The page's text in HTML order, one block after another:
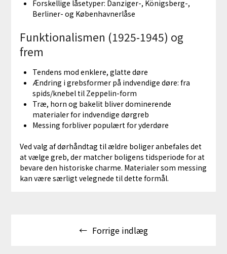
Forskellige låsetyper: Danziger-, Königsberg-,
Berliner- og Københavnerlåse
Funktionalismen (1925-1945) og
frem
Tendens mod enklere, glatte døre
Ændring i grebsformer på indvendige døre: fra
spids/knebel til Zeppelin-form
Træ, horn og bakelit bliver dominerende
materialer for indvendige dørgreb
Messing forbliver populært for yderdøre
Ved valg af dørhåndtag til ældre boliger anbefales det
at vælge greb, der matcher boligens tidsperiode for at
bevare den historiske charme. Materialer som messing
kan være særligt velegnede til dette formål.
Forrige indlæg